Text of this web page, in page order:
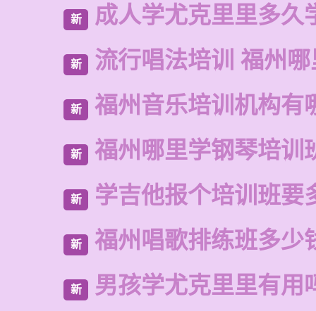
新 成人学尤克里里多久
新 流行唱法培训 福州
新 福州音乐培训机构有
新 福州哪里学钢琴培训
新 学吉他报个培训班要
新 福州唱歌排练班多少
新 男孩学尤克里里有用